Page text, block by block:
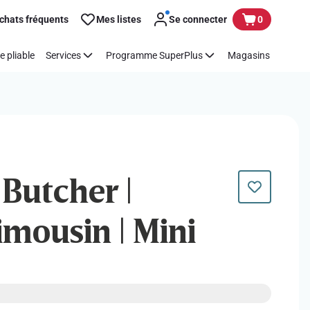
fréquents Mes listes Se connecter 0
pliable Services Programme SuperPlus Magasins
|
| Mini